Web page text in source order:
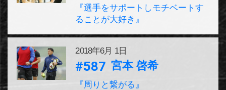
『選手をサポートしモチベートす
ることが大好き』
2018年6月 1日
#587 宮本 啓希
『周りと繋がる』